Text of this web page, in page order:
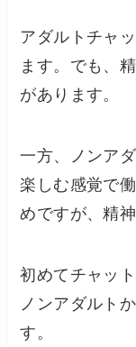
アダルトチャ
ます。でも、
があります。
一方、ノンア
楽しむ感覚で
めですが、精
初めてチャッ
ノンアダルト
す。